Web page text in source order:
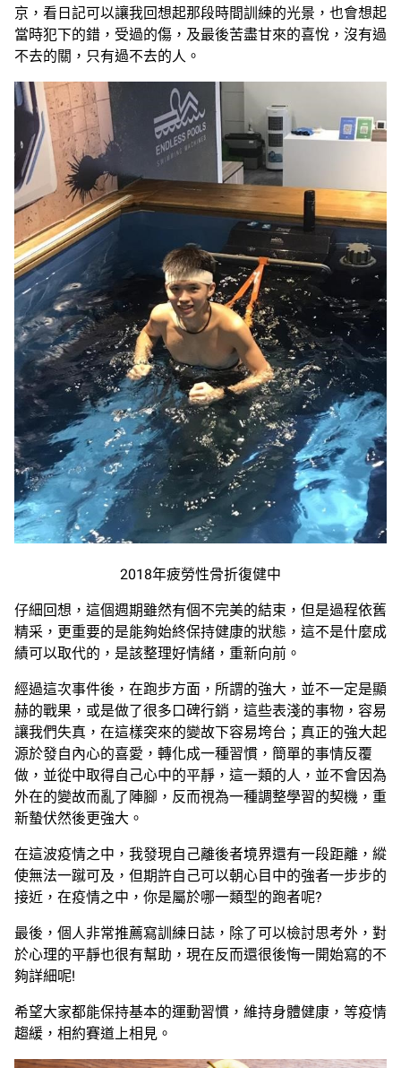
京，看日記可以讓我回想起那段時間訓練的光景，也會想起
當時犯下的錯，受過的傷，及最後苦盡甘來的喜悅，沒有過
不去的關，只有過不去的人。
2018年疲勞性骨折復健中
仔細回想，這個週期雖然有個不完美的結束，但是過程依舊
精采，更重要的是能夠始終保持健康的狀態，這不是什麼成
績可以取代的，是該整理好情緒，重新向前。
經過這次事件後，在跑步方面，所謂的強大，並不一定是顯
赫的戰果，或是做了很多口碑行銷，這些表淺的事物，容易
讓我們失真，在這樣突來的變故下容易垮台；真正的強大起
源於發自內心的喜愛，轉化成一種習慣，簡單的事情反覆
做，並從中取得自己心中的平靜，這一類的人，並不會因為
外在的變故而亂了陣腳，反而視為一種調整學習的契機，重
新蟄伏然後更強大。
在這波疫情之中，我發現自己離後者境界還有一段距離，縱
使無法一蹴可及，但期許自己可以朝心目中的強者一步步的
接近，在疫情之中，你是屬於哪一類型的跑者呢?
最後，個人非常推薦寫訓練日誌，除了可以檢討思考外，對
於心理的平靜也很有幫助，現在反而還很後悔一開始寫的不
夠詳細呢!
希望大家都能保持基本的運動習慣，維持身體健康，等疫情
趨緩，相約賽道上相見。